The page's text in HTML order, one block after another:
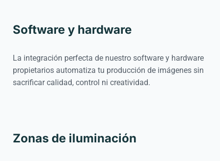
Software y hardware
La integración perfecta de nuestro software y hardware
propietarios automatiza tu producción de imágenes sin
sacrificar calidad, control ni creatividad.
Zonas de iluminación